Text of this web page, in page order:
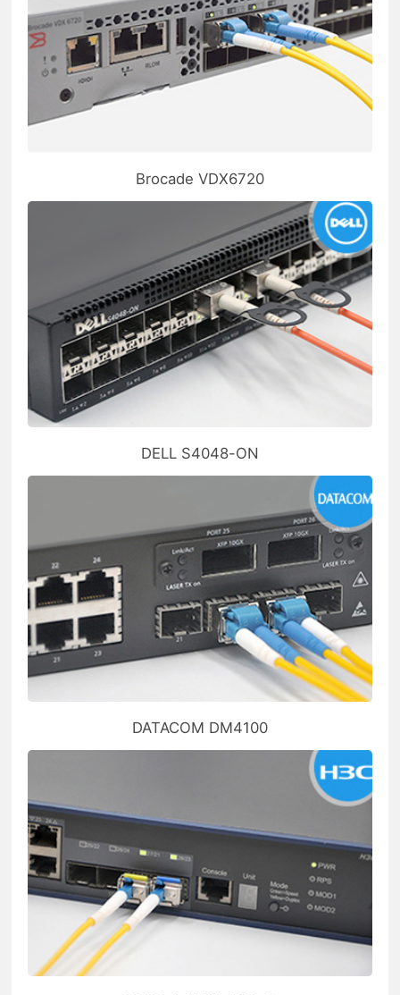
Brocade VDX6720
DELL S4048-ON
DATACOM DM4100